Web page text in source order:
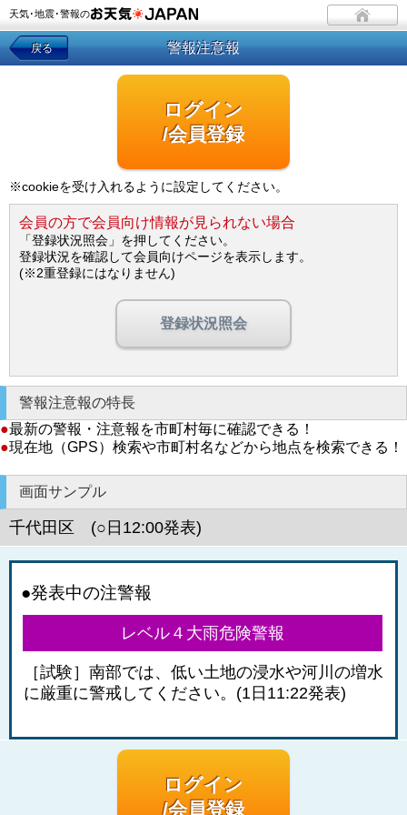
天気･地震･警報の
戻る 警報注意報
ログイン
/会員登録
※cookieを受け入れるように設定してください。
会員の方で会員向け情報が見られない場合
「登録状況照会」を押してください。
登録状況を確認して会員向けページを表示します。
(※2重登録にはなりません)
登録状況照会
警報注意報の特長
●最新の警報・注意報を市町村毎に確認できる！
●現在地（GPS）検索や市町村名などから地点を検索できる！
画面サンプル
千代田区 (○日12:00発表)
●発表中の注警報
レベル４大雨危険警報
［試験］南部では、低い土地の浸水や河川の増水
に厳重に警戒してください。(1日11:22発表)
ログイン
/会員登録